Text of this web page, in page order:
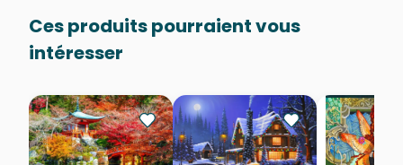
Ces produits pourraient vous
intéresser